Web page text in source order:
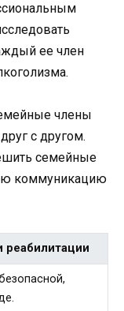
ее член
члены
с другом.
семейные
коммуникацию
реабилитации